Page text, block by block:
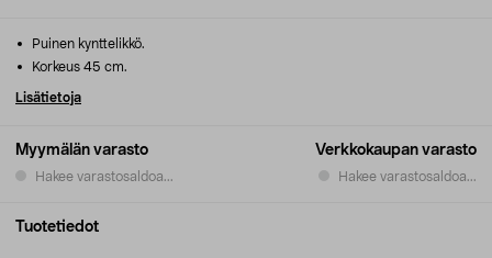
Myymälän varasto
Hakee varastosaldoa...
Verkkokaupan varasto
Hakee varastosaldoa...
Puinen kynttelikkö.
Korkeus 45 cm.
Lisätietoja
Tuotetiedot